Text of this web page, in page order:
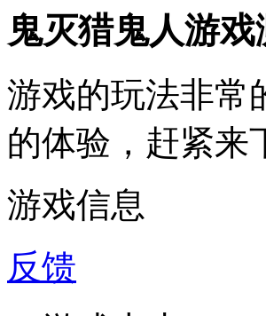
鬼灭猎鬼人游戏
游戏的玩法非常
的体验，赶紧来
游戏信息
反馈